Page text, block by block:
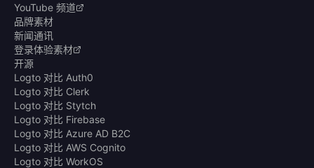
YouTube 频道
品牌素材
新闻通讯
登录体验素材
开源
Logto 对比 Auth0
Logto 对比 Clerk
Logto 对比 Stytch
Logto 对比 Firebase
Logto 对比 Azure AD B2C
Logto 对比 AWS Cognito
Logto 对比 WorkOS